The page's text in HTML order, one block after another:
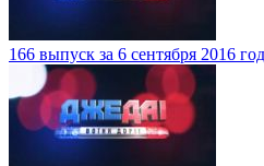
166 выпуск за 6 сентября 2016